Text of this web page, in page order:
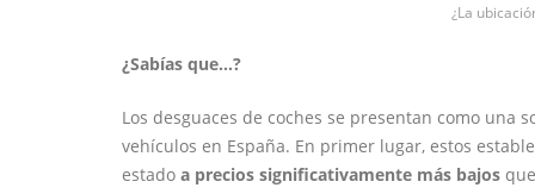
¿La
¿Sabías que...?
Los desguaces de coches se presentan como una
vehículos en España. En primer lugar, estos
estado a precios significativamente más bajos